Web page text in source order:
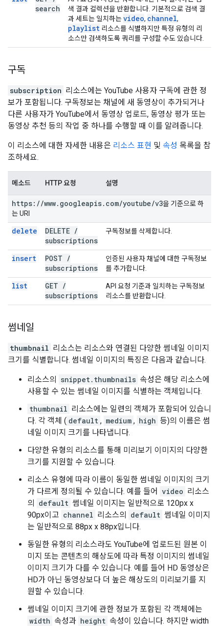
search
색 결과 컬렉션을 반환합니다. 기본적으로 검색 결
과 세트는 일치하는video, channel,
playlist 리소스를 식별하지만 특정 유형의 리
소스만 검색하도록 쿼리를 구성할 수도 있습니다.
구독
subscription 리소스에는 YouTube 사용자 구독에 관한 정
보가 포함됩니다. 구독정보는 채널에 새 동영상이 추가되거나
다른 사용자가 YouTube에서 동영상 업로드, 동영상 평가 또는
동영상 추천 등의 작업 중 하나를 수행할 때 이를 알려줍니다.
이 리소스에 대한 자세한 내용은 리소스 표현 및 속성 목록을 참
조하세요.
메소드 HTTP 요청 설명
https: //www. googleapis. com/youtube/v3을 기준으로 하
는 URI
delete DELETE /
subscriptions
구독정보를 삭제합니다.
insert POST /
subscriptions
인증된 사용자 채널에 대한 구독정보
를 추가합니다.
list GET /
subscriptions
API 요청 기준과 일치하는 구독정보
리소스를 반환합니다.
썸네일
thumbnail 리소스는 리소스와 연결된 다양한 썸네일 이미지
크기를 식별합니다. 썸네일 이미지의 특징은 다음과 같습니다.
리소스의 snippet.thumbnails 속성은 해당 리소스에
사용할 수 있는 썸네일 이미지를 식별하는 객체입니다.
thumbnail 리소스에는 일련의 객체가 포함되어 있습니
다. 각 객체 ( default , medium , high 등)의 이름은 썸
네일 이미지 크기를 나타냅니다.
다양한 유형의 리소스를 통해 미리보기 이미지의 다양한
크기를 지원할 수 있습니다.
리소스 유형에 따라 이름이 동일한 썸네일 이미지의 크기
가 다르게 정의될 수 있습니다. 예를 들어 video 리소스
의
default 썸네일 이미지는 일반적으로 120px x
90px이고 channel 리소스의 default 썸네일 이미지
는 일반적으로 88px x 88px입니다.
동일한 유형의 리소스라도 YouTube에 업로드된 원본 이
미지 또는 콘텐츠의 해상도에 따라 특정 이미지의 썸네일
이미지 크기가 다를 수 있습니다. 예를 들어 HD 동영상은
HD가 아닌 동영상보다 더 높은 해상도의 미리보기를 지
원할 수 있습니다.
썸네일 이미지 크기에 관한 정보가 포함된 각 객체에는
width 속성과 height 속성이 있습니다. 하지만 width